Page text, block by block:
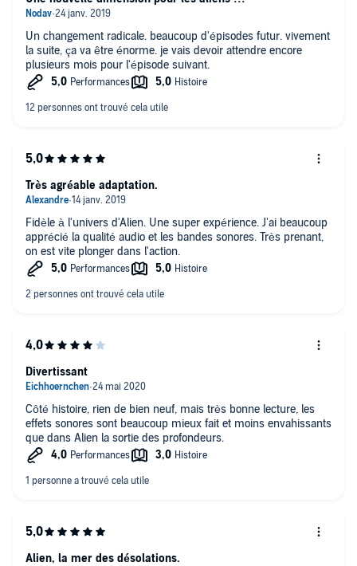
Un changement radicale. beaucoup d'épisodes futur. vivement
la suite, ça va être énorme. je vais devoir attendre encore
plusieurs mois pour l'épisode suivant.
Fidèle à l'univers d'Alien. Une super expérience. J'ai beaucoup
apprécié la qualité audio et les bandes sonores. Très prenant,
on est vite plonger dans l'action.
Très agréable adaptation.
Côté histoire, rien de bien neuf, mais très bonne lecture, les
effets sonores sont beaucoup mieux fait et moins envahissants
que dans Alien la sortie des profondeurs.
Divertissant
Alien, la mer des désolations.